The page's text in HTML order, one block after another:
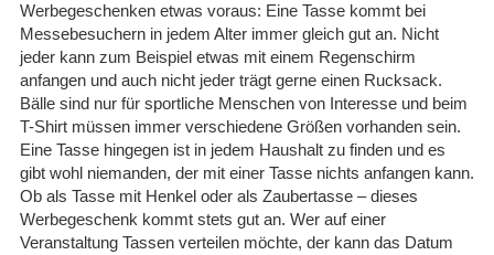
Werbegeschenken etwas voraus: Eine Tasse kommt bei
Messebesuchern in jedem Alter immer gleich gut an. Nicht
jeder kann zum Beispiel etwas mit einem Regenschirm
anfangen und auch nicht jeder trägt gerne einen Rucksack.
Bälle sind nur für sportliche Menschen von Interesse und beim
T-Shirt müssen immer verschiedene Größen vorhanden sein.
Eine Tasse hingegen ist in jedem Haushalt zu finden und es
gibt wohl niemanden, der mit einer Tasse nichts anfangen kann.
Ob als Tasse mit Henkel oder als Zaubertasse – dieses
Werbegeschenk kommt stets gut an. Wer auf einer
Veranstaltung Tassen verteilen möchte, der kann das Datum